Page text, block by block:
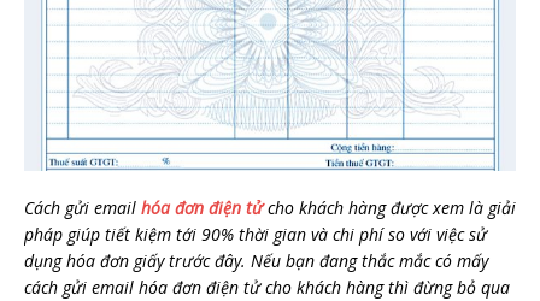
Cách gửi email hóa đơn điện tửcho khách hàng được xem là giải
pháp giúp tiết kiệm tới 90% thời gian và chi phí so với việc sử
dụng hóa đơn giấy trước đây. Nếu bạn đang thắc mắc có mấy
cách gửi email hóa đơn điện tử cho khách hàng thì đừng bỏ qua